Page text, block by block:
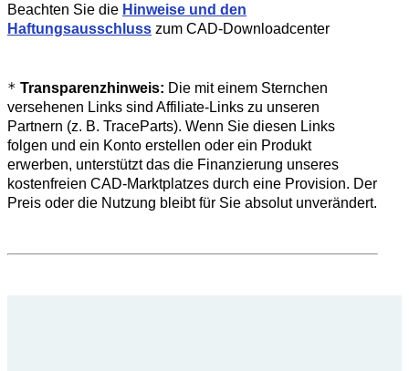
Beachten Sie die Hinweise und den
Haftungsausschluss zum CAD-Downloadcenter
* Transparenzhinweis: Die mit einem Sternchen
versehenen Links sind Affiliate-Links zu unseren
Partnern (z. B. TraceParts). Wenn Sie diesen Links
folgen und ein Konto erstellen oder ein Produkt
erwerben, unterstützt das die Finanzierung unseres
kostenfreien CAD-Marktplatzes durch eine Provision. Der
Preis oder die Nutzung bleibt für Sie absolut unverändert.